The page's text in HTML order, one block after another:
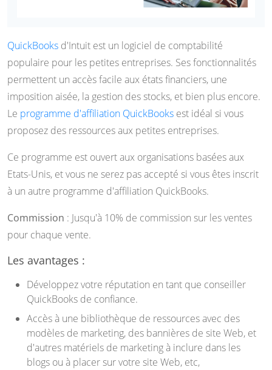
QuickBooks d'Intuit est un logiciel de comptabilité
populaire pour les petites entreprises. Ses fonctionnalités
permettent un accès facile aux états financiers, une
imposition aisée, la gestion des stocks, et bien plus encore.
Le programme d'affiliation QuickBooks est idéal si vous
proposez des ressources aux petites entreprises.
Ce programme est ouvert aux organisations basées aux
Etats-Unis, et vous ne serez pas accepté si vous êtes inscrit
à un autre programme d'affiliation QuickBooks.
Commission : Jusqu'à 10% de commission sur les ventes
pour chaque vente.
Les avantages :
Développez votre réputation en tant que conseiller
QuickBooks de confiance.
Accès à une bibliothèque de ressources avec des
modèles de marketing, des bannières de site Web, et
d'autres matériels de marketing à inclure dans les
blogs ou à placer sur votre site Web, etc,